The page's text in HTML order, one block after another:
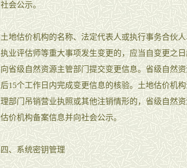
社会公示。
土地估价机构的名称、法定代表人或执行事务合伙
执业评估师等重大事项发生变更的，应当自变更之
向省级自然资源主管部门提交变更信息。省级自然
后15个工作日内完成变更信息的核验。土地估价机
理部门吊销营业执照或其他注销情形的，省级自然
估价机构备案信息并向社会公示。
四、系统密钥管理